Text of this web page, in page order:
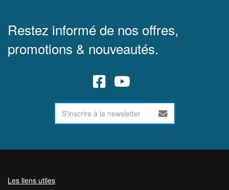
Restez informé de nos offres,
promotions & nouveautés.
Les liens utiles